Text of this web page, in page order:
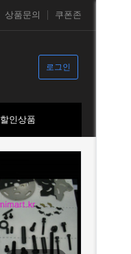
상품문의 쿠폰존
로그인
할인상품